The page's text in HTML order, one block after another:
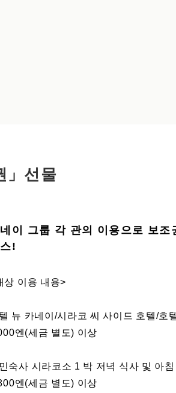
」선물
이 그룹 각 관의 이용으로 보
!
상 이용 내용>
뉴 카네이/시라코 씨 사이드 호텔/호
엔(세금 별도) 이상
숙사 시라코소 1 박 저녁 식사 및 아
엔(세금 별도) 이상